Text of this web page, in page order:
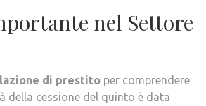
nel Settore
di prestito per comprendere
della cessione del quinto è data